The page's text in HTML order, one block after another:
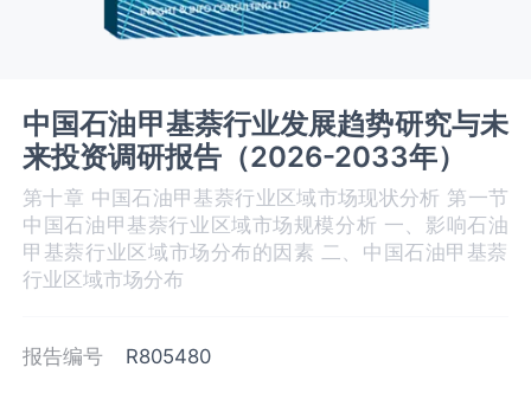
中国石油甲基萘行业发展趋势研究与未
来投资调研报告（2026-2033年）
第十章 中国石油甲基萘‌‌‌行业区域市场现状分析 第一节
中国石油甲基萘行业区域市场规模分析 一、影响石油
甲基萘‌‌‌行业区域市场分布的因素 二、中国石油甲基萘‌‌‌
行业区域市场分布
报告编号 R805480